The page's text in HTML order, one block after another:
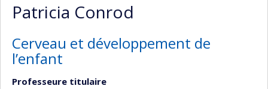
Patricia Conrod
Cerveau et développement de
l’enfant
Professeure titulaire